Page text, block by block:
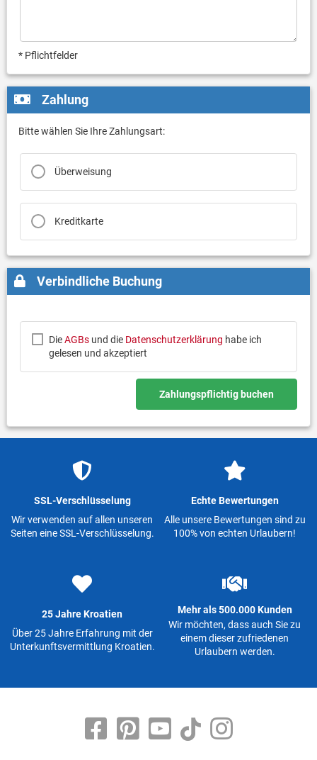
* Pflichtfelder
Zahlung
Bitte wählen Sie Ihre Zahlungsart:
Überweisung
Kreditkarte
Verbindliche Buchung
DieAGBsund die Datenschutzerklärung habe ich
gelesen und akzeptiert
Zahlungspflichtig buchen
SSL-Verschlüsselung
Wir verwenden auf allen unseren
Seiten eine SSL-Verschlüsselung.
Echte Bewertungen
Alle unsere Bewertungen sind zu
100% von echten Urlaubern!
25 Jahre Kroatien
Über 25 Jahre Erfahrung mit der
Unterkunftsvermittlung Kroatien.
Mehr als 500.000 Kunden
Wir möchten, dass auch Sie zu
einem dieser zufriedenen
Urlaubern werden.